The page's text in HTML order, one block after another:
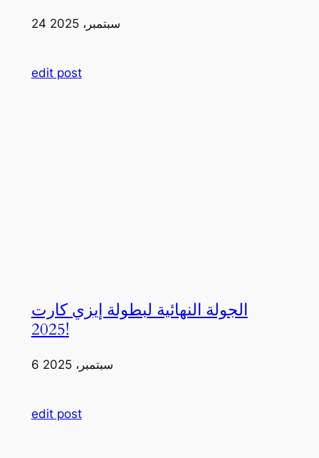
24 سبتمبر، 2025
edit post
الجولة النهائية لبطولة إيزي كارت
2025!
6 سبتمبر، 2025
edit post